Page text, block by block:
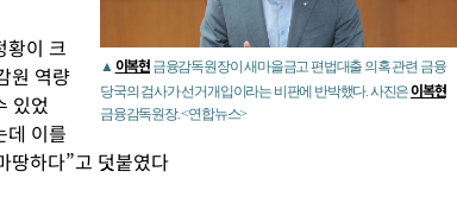
▲ 이복현 금융감독원장이 새마을금고 편법대출 의혹 관련 금융
당국의 검사가 선거개입이라는 비판에 반박했다. 사진은이복현
금융감독원장. <연합뉴스>
황이 크
원 역량
있었
데 이를
땅하다”고 덧붙였다